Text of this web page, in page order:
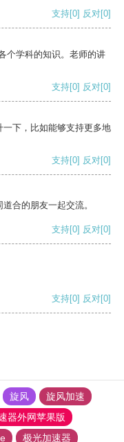
支持[0] 反对[0]
个学科的知识。老师的讲
支持[0] 反对[0]
下，比如能够支持更多地
支持[0] 反对[0]
合的朋友一起交流。
支持[0] 反对[0]
支持[0] 反对[0]
旋风
旋风加速
器外网苹果版
极光加速器